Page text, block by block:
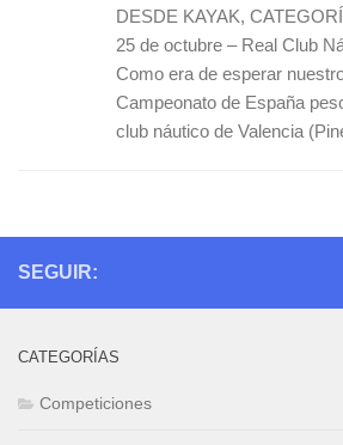
DESDE KAYAK,
25 de octubre – Real Club
Como era de esperar
Campeonato de España
club náutico de Valencia
SEGUIR:
CATEGORÍAS
Competiciones